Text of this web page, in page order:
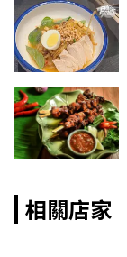
相關店家